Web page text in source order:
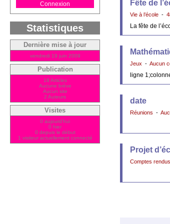
Fête de
Vie à l’école -
La fête de
Jeux - Aucun
ligne
date
Réunions -
Projet
Comptes rendus
Connexion
Statistiques
Dernière mise à jour
vendredi 19 juin 2009
Publication
18 Articles
Aucune brève
Aucun site
2 Auteurs
Visites
0 aujourd'hui
0 hier
0 depuis le début
1 visiteur actuellement connecté